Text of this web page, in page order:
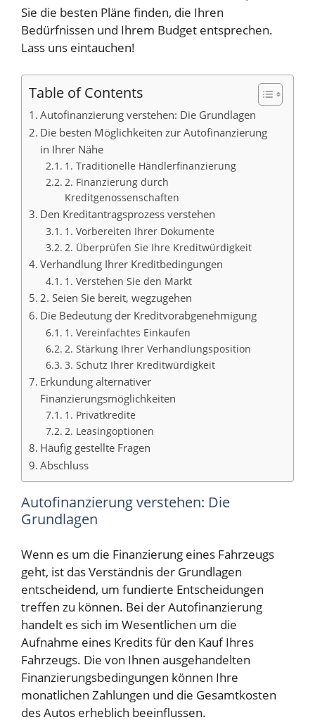
Sie die besten Pläne finden, die Ihren
Bedürfnissen und Ihrem Budget entsprechen.
Lass uns eintauchen!
Table of Contents
Autofinanzierung verstehen: Die Grundlagen
Die besten Möglichkeiten zur Autofinanzierung
in Ihrer Nähe
1. Traditionelle Händlerfinanzierung
2. Finanzierung durch
Kreditgenossenschaften
Den Kreditantragsprozess verstehen
1. Vorbereiten Ihrer Dokumente
2. Überprüfen Sie Ihre Kreditwürdigkeit
Verhandlung Ihrer Kreditbedingungen
1. Verstehen Sie den Markt
2. Seien Sie bereit, wegzugehen
Die Bedeutung der Kreditvorabgenehmigung
1. Vereinfachtes Einkaufen
2. Stärkung Ihrer Verhandlungsposition
3. Schutz Ihrer Kreditwürdigkeit
Erkundung alternativer
Finanzierungsmöglichkeiten
1. Privatkredite
2. Leasingoptionen
Häufig gestellte Fragen
Abschluss
Autofinanzierung verstehen: Die
Grundlagen
Wenn es um die Finanzierung eines Fahrzeugs
geht, ist das Verständnis der Grundlagen
entscheidend, um fundierte Entscheidungen
treffen zu können. Bei der Autofinanzierung
handelt es sich im Wesentlichen um die
Aufnahme eines Kredits für den Kauf Ihres
Fahrzeugs. Die von Ihnen ausgehandelten
Finanzierungsbedingungen können Ihre
monatlichen Zahlungen und die Gesamtkosten
des Autos erheblich beeinflussen.